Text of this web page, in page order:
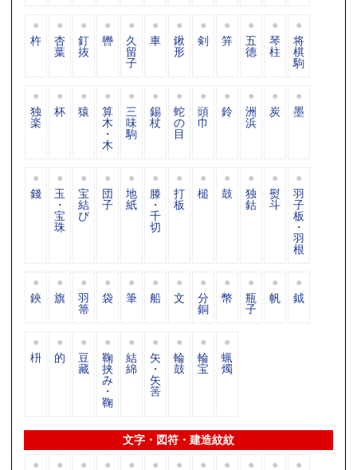
杵 杏
葉
釘
抜
轡 久
留
子
車 鍬
形
剣 笄 五
德
琴
柱
将
棋
駒
独
楽
杯 猿 算
木
・
木
三
味
駒
錫
杖
蛇
の
目
頭
巾
鈴 洲
浜
炭 墨
錢 玉
・
宝
珠
宝
結
び
団
子
地
紙
滕
・
千
切
打
板
槌 鼓 独
鈷
熨
斗
羽
子
板
・
羽
根
鋏 旗 羽
箒
袋 筆 船 文 分
銅
幣 瓶
子
帆 鉞
枡 的 豆
藏
鞠
挟
み
・
鞠
結
綿
矢
・
矢
筈
輪
鼓
輪
宝
蝋
燭
文字・図符・建造紋紋